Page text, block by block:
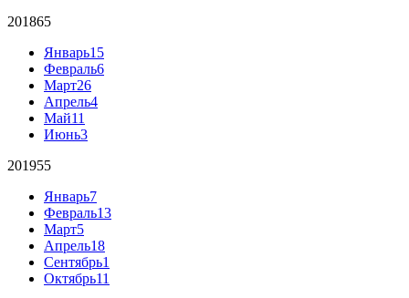
201865
Январь15
Февраль6
Март26
Апрель4
Май11
Июнь3
201955
Январь7
Февраль13
Март5
Апрель18
Сентябрь1
Октябрь11